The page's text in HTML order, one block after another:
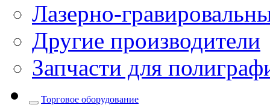
Лазерно-
Другие производители
Запчасти для
Торговое оборудование